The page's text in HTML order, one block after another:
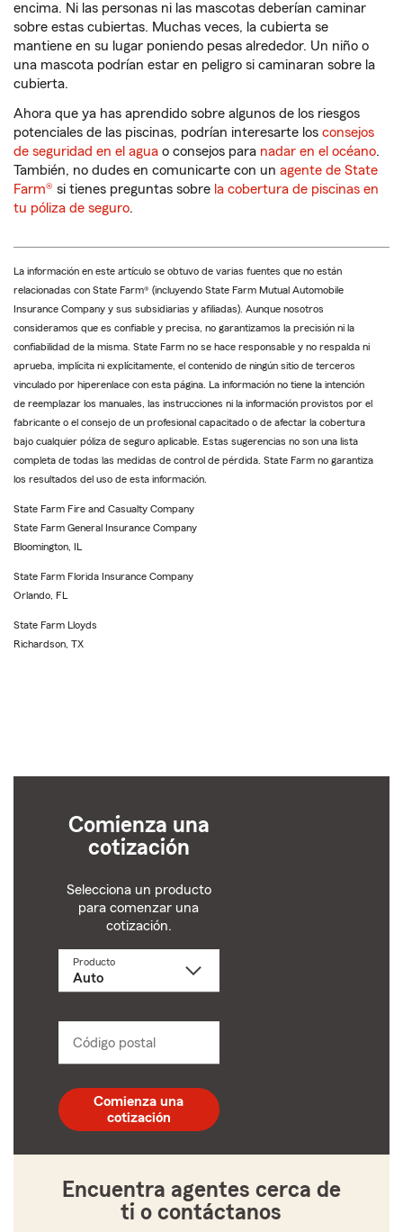
encima. Ni las personas ni las mascotas deberían caminar
sobre estas cubiertas. Muchas veces, la cubierta se
mantiene en su lugar poniendo pesas alrededor. Un niño o
una mascota podrían estar en peligro si caminaran sobre la
cubierta.
Ahora que ya has aprendido sobre algunos de los riesgos
potenciales de las piscinas, podrían interesarte los consejos
de seguridad en el agua o consejos para nadar en el océano.
También, no dudes en comunicarte con un agente de State
Farm® si tienes preguntas sobre la cobertura de piscinas en
tu póliza de seguro.
La información en este artículo se obtuvo de varias fuentes que no están
relacionadas con State Farm® (incluyendo State Farm Mutual Automobile
Insurance Company y sus subsidiarias y afiliadas). Aunque nosotros
consideramos que es confiable y precisa, no garantizamos la precisión ni la
confiabilidad de la misma. State Farm no se hace responsable y no respalda ni
aprueba, implícita ni explícitamente, el contenido de ningún sitio de terceros
vinculado por hiperenlace con esta página. La información no tiene la intención
de reemplazar los manuales, las instrucciones ni la información provistos por el
fabricante o el consejo de un profesional capacitado o de afectar la cobertura
bajo cualquier póliza de seguro aplicable. Estas sugerencias no son una lista
completa de todas las medidas de control de pérdida. State Farm no garantiza
los resultados del uso de esta información.
State Farm Fire and Casualty Company
State Farm General Insurance Company
Bloomington, IL
State Farm Florida Insurance Company
Orlando, FL
State Farm Lloyds
Richardson, TX
Comienza una
cotización
Selecciona un producto
para comenzar una
cotización.
ProductoSelecciona
Código postal
postal
de
5
Comienza una
cotización
Encuentra agentes cerca de
ti o contáctanos